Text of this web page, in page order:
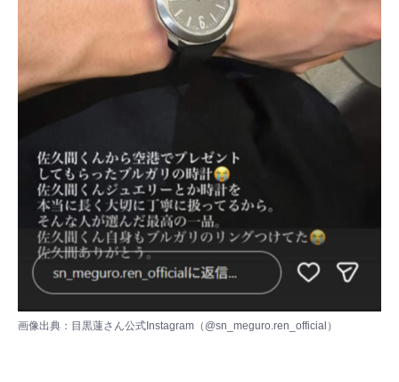
画像出典：目黒蓮さん公式Instagram（ @sn_meguro.ren_official ）